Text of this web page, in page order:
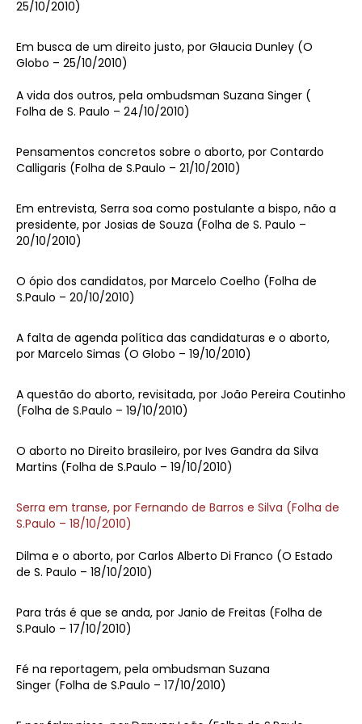
25/10/2010)
Em busca de um direito justo, por Glaucia Dunley (O
Globo – 25/10/2010)
A vida dos outros, pela ombudsman Suzana Singer (
Folha de S. Paulo – 24/10/2010)
Pensamentos concretos sobre o aborto, por Contardo
Calligaris (Folha de S.Paulo – 21/10/2010)
Em entrevista, Serra soa como postulante a bispo, não a
presidente, por Josias de Souza (Folha de S. Paulo –
20/10/2010)
O ópio dos candidatos, por Marcelo Coelho (Folha de
S.Paulo – 20/10/2010)
A falta de agenda política das candidaturas e o aborto,
por Marcelo Simas (O Globo – 19/10/2010)
A questão do aborto, revisitada, por João Pereira Coutinho
(Folha de S.Paulo – 19/10/2010)
O aborto no Direito brasileiro, por Ives Gandra da Silva
Martins (Folha de S.Paulo – 19/10/2010)
Serra em transe, por Fernando de Barros e Silva (Folha de
S.Paulo – 18/10/2010)
Dilma e o aborto, por Carlos Alberto Di Franco (O Estado
de S. Paulo – 18/10/2010)
Para trás é que se anda, por Janio de Freitas (Folha de
S.Paulo – 17/10/2010)
Fé na reportagem, pela ombudsman Suzana
Singer (Folha de S.Paulo – 17/10/2010)